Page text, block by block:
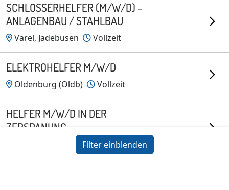
Filter einblenden
SCHLOSSERHELFER (M/W/D) –
ANLAGENBAU / STAHLBAU
Varel, Jadebusen Vollzeit
ELEKTROHELFER M/W/D
Oldenburg (Oldb) Vollzeit
HELFER M/W/D IN DER
ZERSPANUNG
Vollzeit